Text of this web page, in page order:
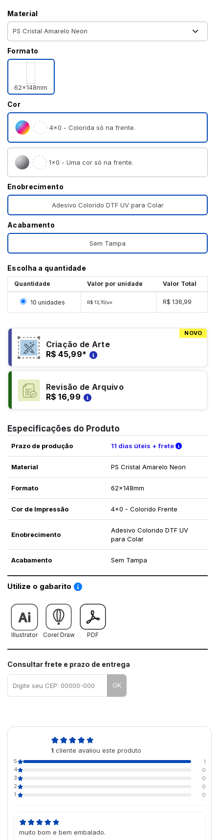
Material
Formato
62x148mm
Cor
4×0 - Colorida só na frente.
1×0 - Uma cor só na frente.
Enobrecimento
Adesivo Colorido DTF UV para Colar
Acabamento
Sem Tampa
Escolha a quantidade
Quantidade Valor por unidade Valor Total
Selecionar 10 unidades
10 unidades R$ 13,70/un R$ 136,99
NOVO
Criação de Arte
R$ 45,99*
Revisão de Arquivo
R$ 16,99
Especificações do Produto
Prazo de produção 11 dias úteis + frete Verifique
Material PS Cristal Amarelo Neon
Formato 62x148mm
Cor de Impressão 4x0 - Colorido Frente
Enobrecimento
Adesivo Colorido DTF UV
para Colar
Acabamento Sem Tampa
Utilize o gabarito Saiba como utilizar os nossos gabaritos
Illustrator Corel Draw PDF
Consultar frete e prazo de entrega
OK
1 cliente avaliou este produto
5
1
4
0
3
0
2
0
1
0
muito bom e bem embalado.